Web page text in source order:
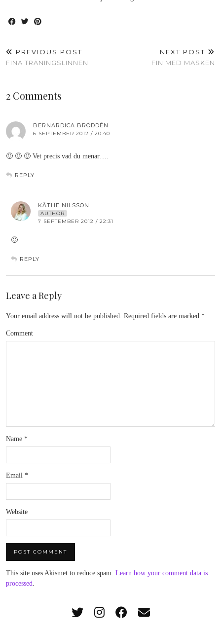
PREVIOUS POST
FINA TRÄNINGSLINNEN
NEXT POST
FIN MED MASKEN
2 Comments
BERNARDICA BRÖDDÉN
6 SEPTEMBER 2012 / 20:40
🙂 🙂 🙂 Vet precis vad du menar….
REPLY
KÄTHE NILSSON
AUTHOR
7 SEPTEMBER 2012 / 22:31
🙂
REPLY
Leave a Reply
Your email address will not be published. Required fields are marked *
Comment
Name *
Email *
Website
This site uses Akismet to reduce spam. Learn how your comment data is
processed.